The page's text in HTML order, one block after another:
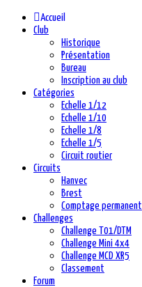
Accueil
Club
Historique
Présentation
Bureau
Inscription au club
Catégories
Echelle 1/12
Echelle 1/10
Echelle 1/8
Echelle 1/5
Circuit routier
Circuits
Hanvec
Brest
Comptage permanent
Challenges
Challenge T01/DTM
Challenge Mini 4x4
Challenge MCD XR5
Classement
Forum
précédente
précédent
suivante
suivant